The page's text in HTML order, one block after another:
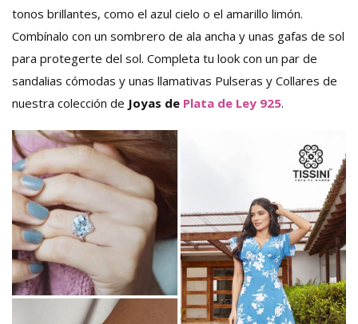
tonos brillantes, como el azul cielo o el amarillo limón.
Combínalo con un sombrero de ala ancha y unas gafas de sol
para protegerte del sol. Completa tu look con un par de
sandalias cómodas y unas llamativas Pulseras y Collares de
nuestra colección de Joyas de Plata de Ley 925.